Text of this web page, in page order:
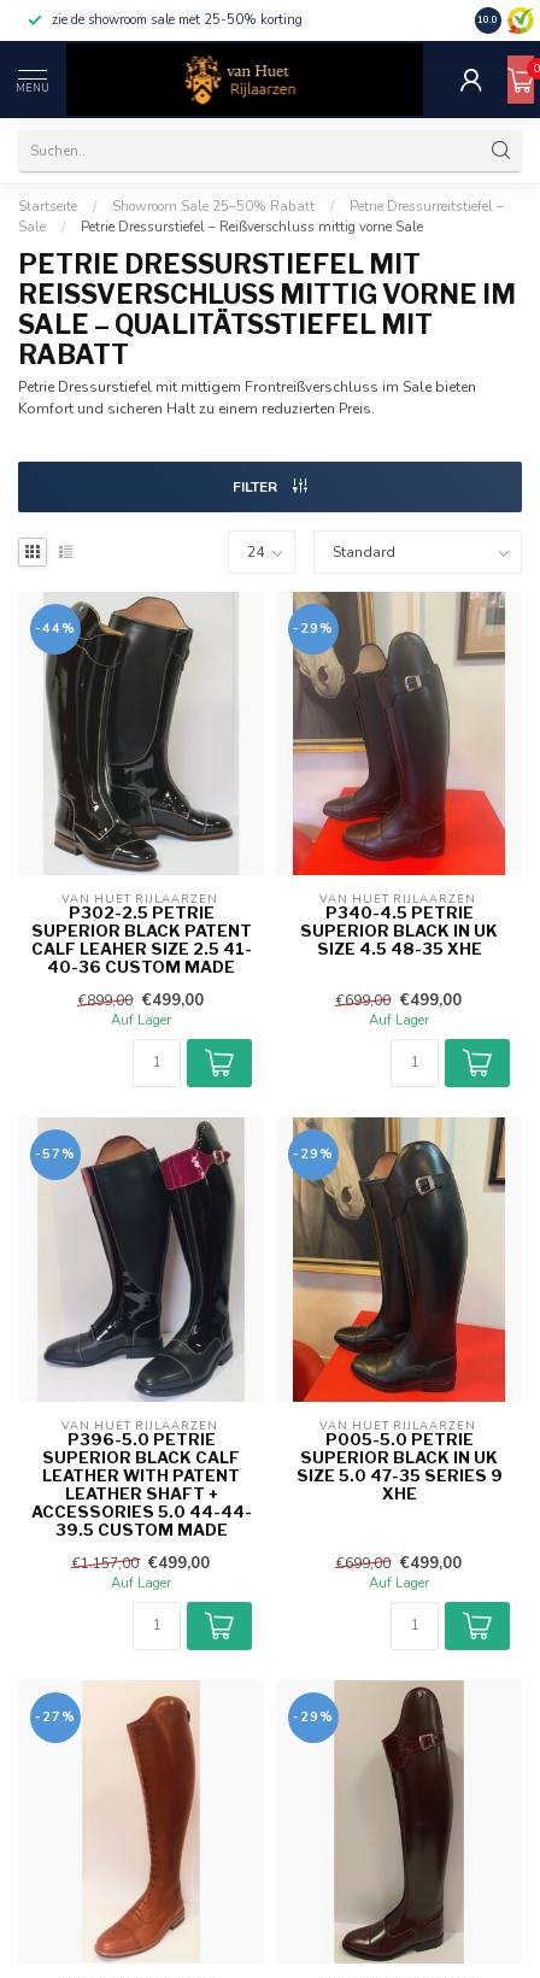
zie de showroom sale met 25-50% korting 10.0
MENU
0
Startseite / Showroom Sale 25–50% Rabatt /
Petrie Dressurreitstiefel –
Sale
/ Petrie Dressurstiefel – Reißverschluss mittig vorne Sale
PETRIE DRESSURSTIEFEL MIT
REISSVERSCHLUSS MITTIG VORNE IM S
ALE – QUALITÄTSSTIEFEL MIT R
ABATT
Petrie Dressurstiefel mit mittigem Frontreißverschluss im Sale bieten
Komfort und sicheren Halt zu einem reduzierten Preis.
FILTER
-44%
VAN HUET RIJLAARZEN
P302-2.5 PETRIE
SUPERIOR BLACK PATENT
CALF LEAHER SIZE 2.5 41-
40-36 CUSTOM MADE
€899,00 €499,00
Auf Lager
-29%
VAN HUET RIJLAARZEN
P340-4.5 PETRIE
SUPERIOR BLACK IN UK
SIZE 4.5 48-35 XHE
€699,00 €499,00
Auf Lager
-57%
VAN HUET RIJLAARZEN
P396-5.0 PETRIE
SUPERIOR BLACK CALF
LEATHER WITH PATENT
LEATHER SHAFT +
ACCESSORIES 5.0 44-44-
39.5 CUSTOM MADE
€1.157,00 €499,00
Auf Lager
-29%
VAN HUET RIJLAARZEN
P005-5.0 PETRIE
SUPERIOR BLACK IN UK
SIZE 5.0 47-35 SERIES 9
XHE
€699,00 €499,00
Auf Lager
-27% -29%